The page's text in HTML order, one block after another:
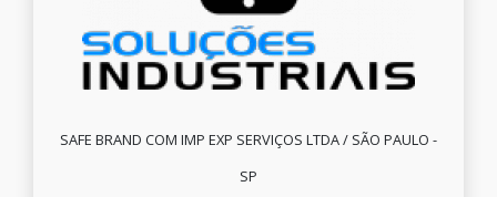
SAFE BRAND COM IMP EXP SERVIÇOS LTDA / SÃO PAULO -
SP